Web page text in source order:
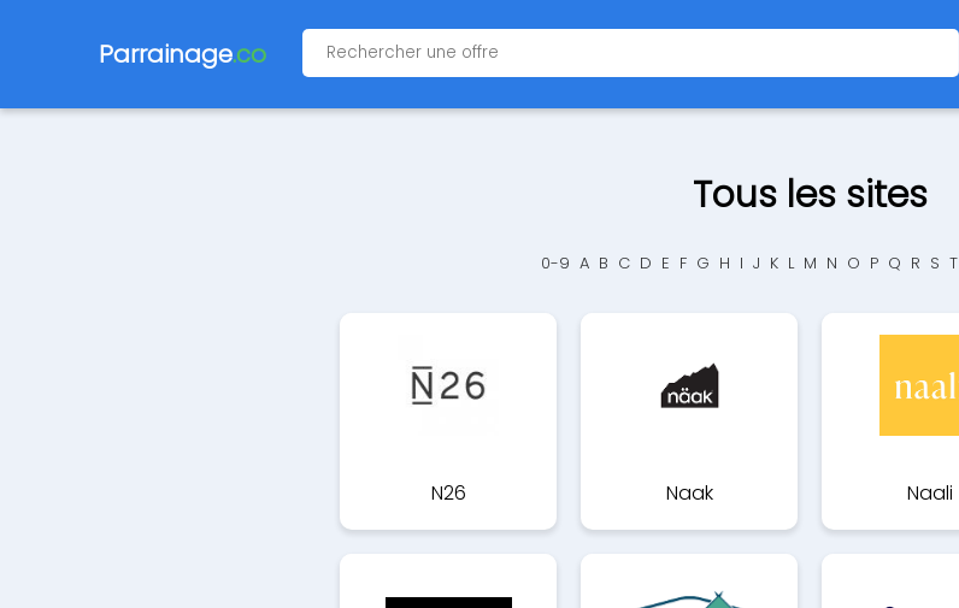
Parrainage.co
Tous les sites
0-9 A B C D E F G H I J K L M N O P Q R S T
N26 Naak Naali